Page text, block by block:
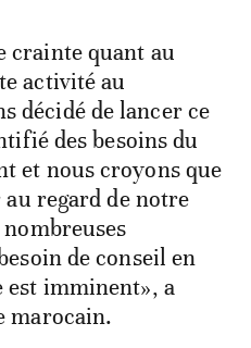
crainte quant au
activité au
décidé de lancer ce
des besoins du
et nous croyons que
regard de notre
de conseil en
est imminent», a
marocain.